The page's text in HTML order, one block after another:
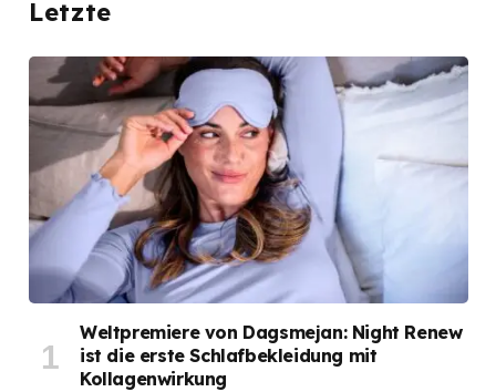
Letzte
Weltpremiere von Dagsmejan: Night Renew
ist die erste Schlafbekleidung mit
Kollagenwirkung